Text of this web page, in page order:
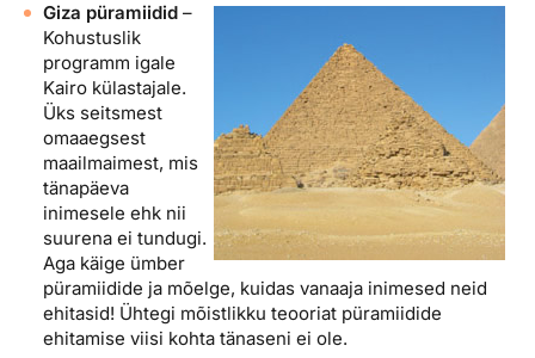
Giza püramiidid –
Kohustuslik
programm igale
Kairo külastajale.
Üks seitsmest
omaaegsest
maailmaimest, mis
tänapäeva
inimesele ehk nii
suurena ei tundugi.
Aga käige ümber
püramiidide ja mõelge, kuidas vanaaja inimesed neid
ehitasid! Ühtegi mõistlikku teooriat püramiidide
ehitamise viisi kohta tänaseni ei ole.